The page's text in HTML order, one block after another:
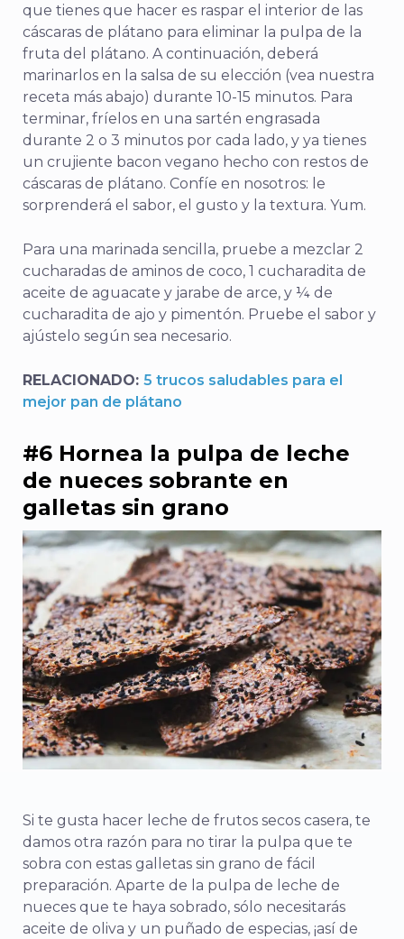
que tienes que hacer es raspar el interior de las
cáscaras de plátano para eliminar la pulpa de la
fruta del plátano. A continuación, deberá
marinarlos en la salsa de su elección (vea nuestra
receta más abajo) durante 10-15 minutos. Para
terminar, fríelos en una sartén engrasada
durante 2 o 3 minutos por cada lado, y ya tienes
un crujiente bacon vegano hecho con restos de
cáscaras de plátano. Confíe en nosotros: le
sorprenderá el sabor, el gusto y la textura. Yum.
Para una marinada sencilla, pruebe a mezclar 2
cucharadas de aminos de coco, 1 cucharadita de
aceite de aguacate y jarabe de arce, y ¼ de
cucharadita de ajo y pimentón. Pruebe el sabor y
ajústelo según sea necesario.
RELACIONADO: 5 trucos saludables para el
mejor pan de plátano
#6 Hornea la pulpa de leche
de nueces sobrante en
galletas sin grano
Si te gusta hacer leche de frutos secos casera, te
damos otra razón para no tirar la pulpa que te
sobra con estas galletas sin grano de fácil
preparación. Aparte de la pulpa de leche de
nueces que te haya sobrado, sólo necesitarás
aceite de oliva y un puñado de especias, ¡así de